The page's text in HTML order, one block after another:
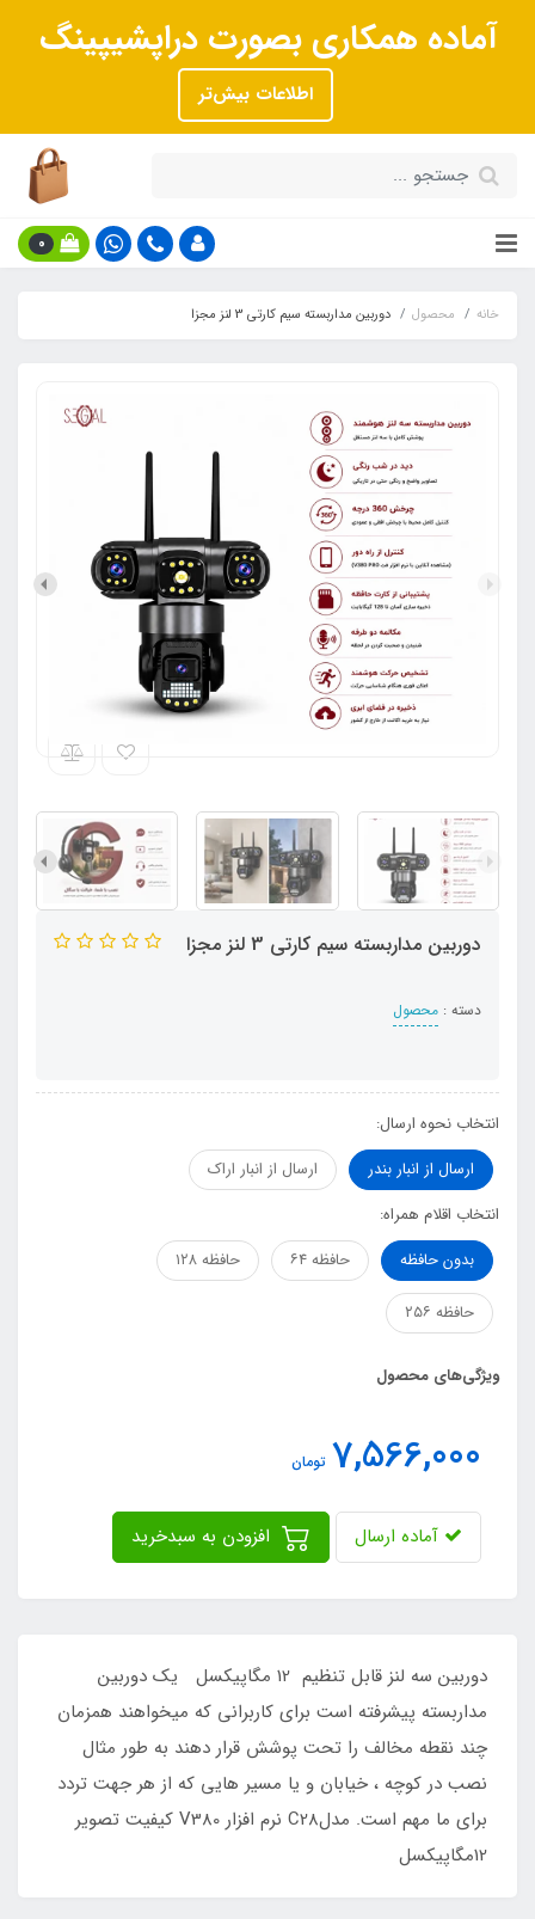
آماده همکاری بصورت دراپشیپینگ
اطلاعات بیش‌تر
0
خانه محصول دوربین مداربسته سیم کارتی 3 لنز مجزا
دوربین مداربسته سیم کارتی 3 لنز مجزا
دسته : محصول
انتخاب نحوه ارسال:
ارسال از انبار بندر
ارسال از انبار اراک
انتخاب اقلام همراه:
بدون حافظه
حافظه ۶۴ حافظه ۱۲۸
حافظه ۲۵۶
ویژگی‌های محصول
7,566,000 تومان
آماده ارسال
دوربین سه لنز قابل تنظیم 12 مگاپیکسل یک دوربین
مداربسته پیشرفته است برای کاربرانی که میخواهند همزمان
چند نقطه مخالف را تحت پوشش قرار دهند به طور مثال
نصب در کوچه ، خیابان و یا مسیر هایی که از هر جهت تردد
برای ما مهم است. مدلC28 نرم افزار V380 کیفیت تصویر
12مگاپیکسل